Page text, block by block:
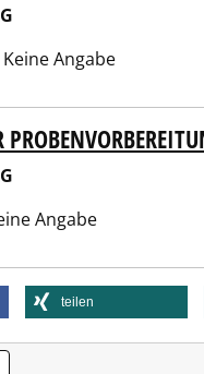
Keine Angabe
Angabe
teilen